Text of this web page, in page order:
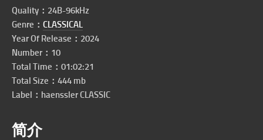
Quality：24B-96kHz
Genre： CLASSICAL
Year Of Release：2024
Number：10
Total Time：01:02:21
Total Size：444 mb
Label：haenssler CLASSIC
简介